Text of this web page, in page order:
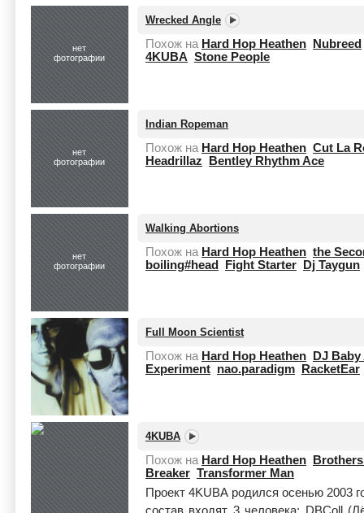
нет
фотографии
Wrecked Angle
Похож на Hard Hop Heathen
Nubreed
4KUBA Stone People
нет
фотографии
Indian Ropeman
Похож на Hard Hop Heathen Cut La
Headrillaz
Bentley Rhythm Ace
нет
фотографии
Walking Abortions
Похож на Hard Hop Heathen the
boiling#head
Fight Starter Dj Taygun
Full Moon Scientist
Похож на Hard Hop Heathen
DJ Baby
Experiment nao.paradigm RacketEar
4KUBA
Похож на Hard Hop Heathen
Breaker Transformer Man
Проект 4KUBA родился осенью 2003